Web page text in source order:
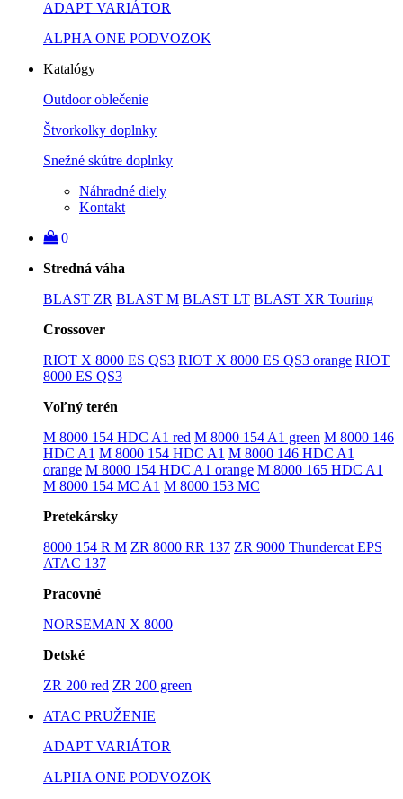
ADAPT VARIÁTOR
ALPHA ONE PODVOZOK
Katalógy
Outdoor oblečenie
Štvorkolky doplnky
Snežné skútre doplnky
Náhradné diely
Kontakt
0
Stredná váha
BLAST ZR BLAST M BLAST LT BLAST XR Touring
Crossover
RIOT X 8000 ES QS3 RIOT X 8000 ES QS3 orange RIOT
8000 ES QS3
Voľný terén
M 8000 154 HDC A1 red M 8000 154 A1 green M 8000 146
HDC A1 M 8000 154 HDC A1 M 8000 146 HDC A1
orange M 8000 154 HDC A1 orange M 8000 165 HDC A1
M 8000 154 MC A1 M 8000 153 MC
Pretekársky
8000 154 R M ZR 8000 RR 137 ZR 9000 Thundercat EPS
ATAC 137
Pracovné
NORSEMAN X 8000
Detské
ZR 200 red ZR 200 green
ATAC PRUŽENIE
ADAPT VARIÁTOR
ALPHA ONE PODVOZOK